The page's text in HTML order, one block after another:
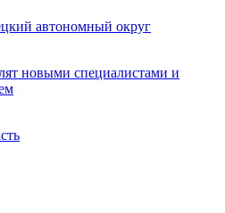
автономный округ
новыми специалистами и